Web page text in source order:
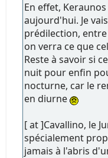
En effet,
aujourd'hui. Je
prédilection,
on verra ce que
Reste à savoir si
nuit pour enfin
nocturne, car le
en diurne
[ at ]Cavallino, le
spécialement
jamais à l'abris